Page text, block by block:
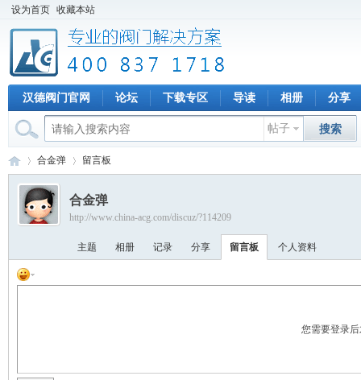
设为首页 收藏本站
汉德阀门官网 论坛 下载专区 导读 相册 分享
帖子 搜索
›
合金弹 留言板
合金弹
http://www.china-acg.com/discuz/?114209
主题 相册 记录 分享 留言板 个人资料
您需要登录